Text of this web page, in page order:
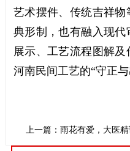
艺术摆件、传统吉祥
典形制，也有融入现
展示、工艺流程图解
河南民间工艺的“守正与
上一篇：雨花有爱，大医
下一篇：“蒲公英非遗种子寻